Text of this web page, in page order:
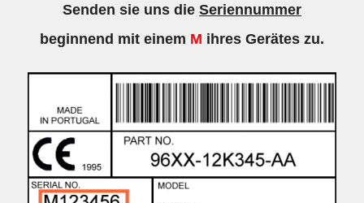
Senden sie uns die Seriennummer
beginnend mit einem M ihres Gerätes zu.